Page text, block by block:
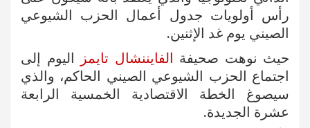
رأس أولويات جدول أعمال الحزب الشيوعي
الصيني يوم غد الإثنين.
حيث نوهت صحيفة الفايننشال تايمز
اليوم إلى
اجتماع الحزب الشيوعي الصيني الحاكم، والذي
سيصوغ الخطة الاقتصادية الخمسية الرابعة
عشرة الجديدة.